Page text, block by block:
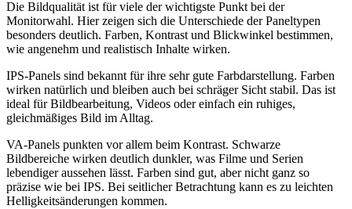
Die Bildqualität ist für viele der wichtigste Punkt bei der
Monitorwahl. Hier zeigen sich die Unterschiede der Paneltypen
besonders deutlich. Farben, Kontrast und Blickwinkel bestimmen,
wie angenehm und realistisch Inhalte wirken.
IPS-Panels sind bekannt für ihre sehr gute Farbdarstellung. Farben
wirken natürlich und bleiben auch bei schräger Sicht stabil. Das ist
ideal für Bildbearbeitung, Videos oder einfach ein ruhiges,
gleichmäßiges Bild im Alltag.
VA-Panels punkten vor allem beim Kontrast. Schwarze
Bildbereiche wirken deutlich dunkler, was Filme und Serien
lebendiger aussehen lässt. Farben sind gut, aber nicht ganz so
präzise wie bei IPS. Bei seitlicher Betrachtung kann es zu leichten
Helligkeitsänderungen kommen.